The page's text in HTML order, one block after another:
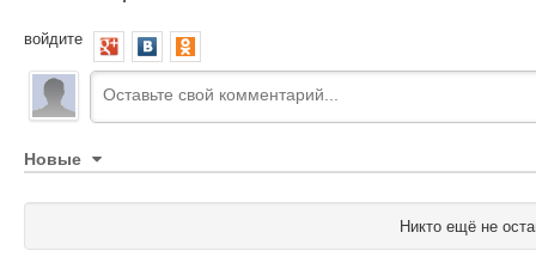
войдите
Новые
Никто ещё не